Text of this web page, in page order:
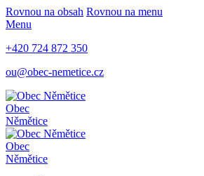
Rovnou na obsah Rovnou na menu
Menu
+420 724 872 350
ou@obec-nemetice.cz
Obec
Němětice
Obec
Němětice